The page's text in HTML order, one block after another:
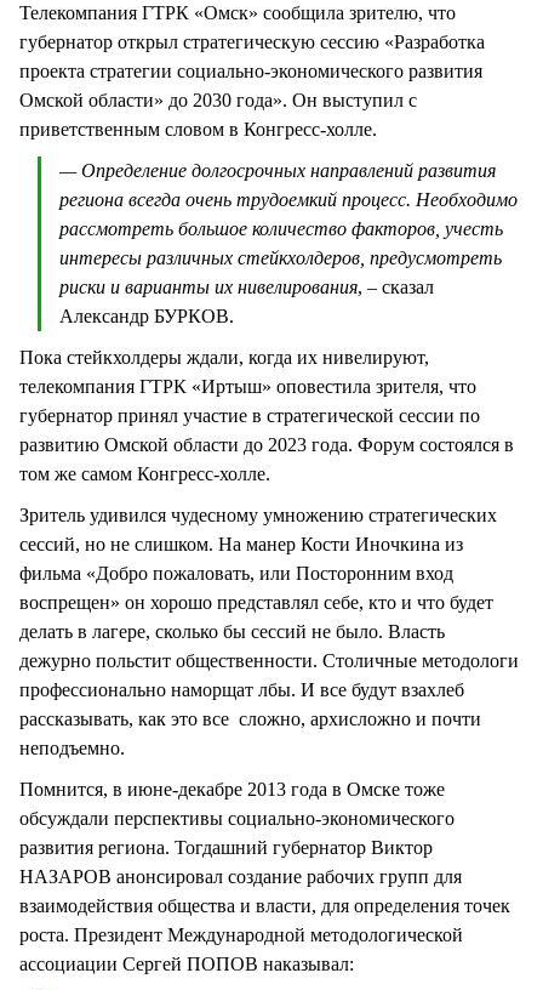
Телекомпания ГТРК «Омск» сообщила зрителю, что
губернатор открыл стратегическую сессию «Разработка
проекта стратегии социально-экономического развития
Омской области» до 2030 года». Он выступил с
приветственным словом в Конгресс-холле.
— Определение долгосрочных направлений развития
региона всегда очень трудоемкий процесс. Необходимо
рассмотреть большое количество факторов, учесть
интересы различных стейкхолдеров, предусмотреть
риски и варианты их нивелирования, – сказал
Александр БУРКОВ.
Пока стейкхолдеры ждали, когда их нивелируют,
телекомпания ГТРК «Иртыш» оповестила зрителя, что
губернатор принял участие в стратегической сессии по
развитию Омской области до 2023 года. Форум состоялся в
том же самом Конгресс-холле.
Зритель удивился чудесному умножению стратегических
сессий, но не слишком. На манер Кости Иночкина из
фильма «Добро пожаловать, или Посторонним вход
воспрещен» он хорошо представлял себе, кто и что будет
делать в лагере, сколько бы сессий не было. Власть
дежурно польстит общественности. Столичные методологи
профессионально наморщат лбы. И все будут взахлеб
рассказывать, как это все сложно, архисложно и почти
неподъемно.
Помнится, в июне-декабре 2013 года в Омске тоже
обсуждали перспективы социально-экономического
развития региона. Тогдашний губернатор Виктор
НАЗАРОВ анонсировал создание рабочих групп для
взаимодействия общества и власти, для определения точек
роста. Президент Международной методологической
ассоциации Сергей ПОПОВ наказывал: